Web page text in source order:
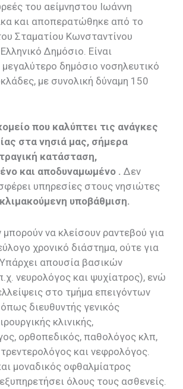
του αείμνηστου Ιωάννη
και αποπερατώθηκε από το
Σταματίου Κωνσταντίνου
Δημόσιο. Είναι
δημόσιο νοσηλευτικό
με συνολική δύναμη 150
που καλύπτει τις ανάγκες
στα νησιά μας, σήμερα
κατάσταση,
και αποδυναμωμένο . Δεν
υπηρεσίες στους νησιώτες
υποβάθμιση.
μπορούν να κλείσουν ραντεβού για
χρονικό διάστημα, ούτε για
απουσία βασικών
νευρολόγος και ψυχίατρος), ενώ
στο τμήμα επειγόντων
διευθυντής γενικός
κλινικής,
ορθοπεδικός, παθολόγος κλπ,
και νεφρολόγος.
μοναδικός οφθαλμίατρος
όλους τους ασθενείς.